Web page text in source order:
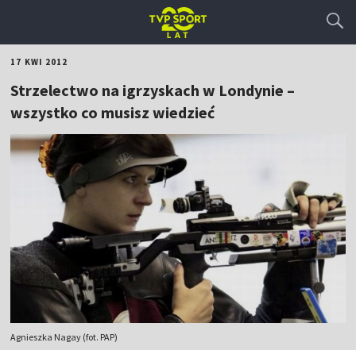
17 KWI 2012
Strzelectwo na igrzyskach w Londynie –
wszystko co musisz wiedzieć
Agnieszka Nagay (fot. PAP)